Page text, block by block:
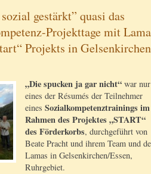
gestärkt” quasi das
Projekttage mit
Projekts in Gelsenkirchen
„Die spucken ja gar nicht“ war nur
eines der Résumés der Teilnehmer
eines Sozialkompetenztrainings im
Rahmen des Projektes „START“
des Förderkorbs, durchgeführt von
Beate Pracht und ihrem Team und
Lamas in Gelsenkirchen/Essen,
Ruhrgebiet.